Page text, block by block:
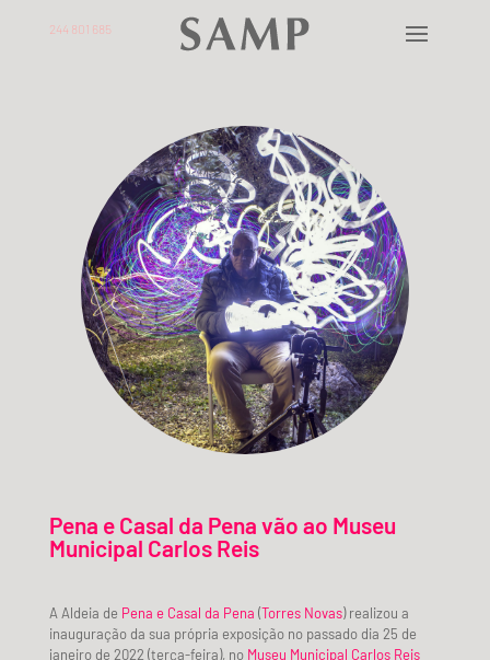
244 801 685
Pena e Casal da Pena vão ao Museu
Municipal Carlos Reis
A Aldeia de Pena e Casal da Pena (Torres Novas) realizou a
inauguração da sua própria exposição no passado dia 25 de
janeiro de 2022 (terça-feira), no Museu Municipal Carlos Reis